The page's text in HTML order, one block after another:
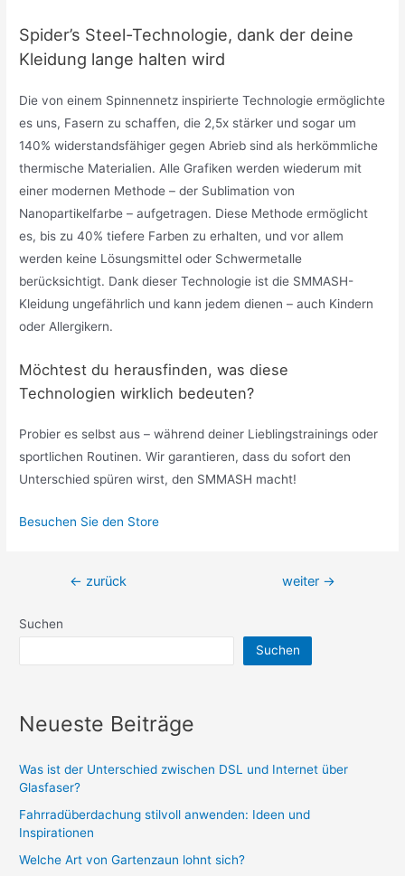
Spider’s Steel-Technologie, dank der deine
Kleidung lange halten wird
Die von einem Spinnennetz inspirierte Technologie ermöglichte
es uns, Fasern zu schaffen, die 2,5x stärker und sogar um
140% widerstandsfähiger gegen Abrieb sind als herkömmliche
thermische Materialien. Alle Grafiken werden wiederum mit
einer modernen Methode – der Sublimation von
Nanopartikelfarbe – aufgetragen. Diese Methode ermöglicht
es, bis zu 40% tiefere Farben zu erhalten, und vor allem
werden keine Lösungsmittel oder Schwermetalle
berücksichtigt. Dank dieser Technologie ist die SMMASH-
Kleidung ungefährlich und kann jedem dienen – auch Kindern
oder Allergikern.
Möchtest du herausfinden, was diese
Technologien wirklich bedeuten?
Probier es selbst aus – während deiner Lieblingstrainings oder
sportlichen Routinen. Wir garantieren, dass du sofort den
Unterschied spüren wirst, den SMMASH macht!
Besuchen Sie den Store
Beitragsnavigation
← zurück weiter →
Suchen
Suchen
Neueste Beiträge
Was ist der Unterschied zwischen DSL und Internet über
Glasfaser?
Fahrradüberdachung stilvoll anwenden: Ideen und
Inspirationen
Welche Art von Gartenzaun lohnt sich?